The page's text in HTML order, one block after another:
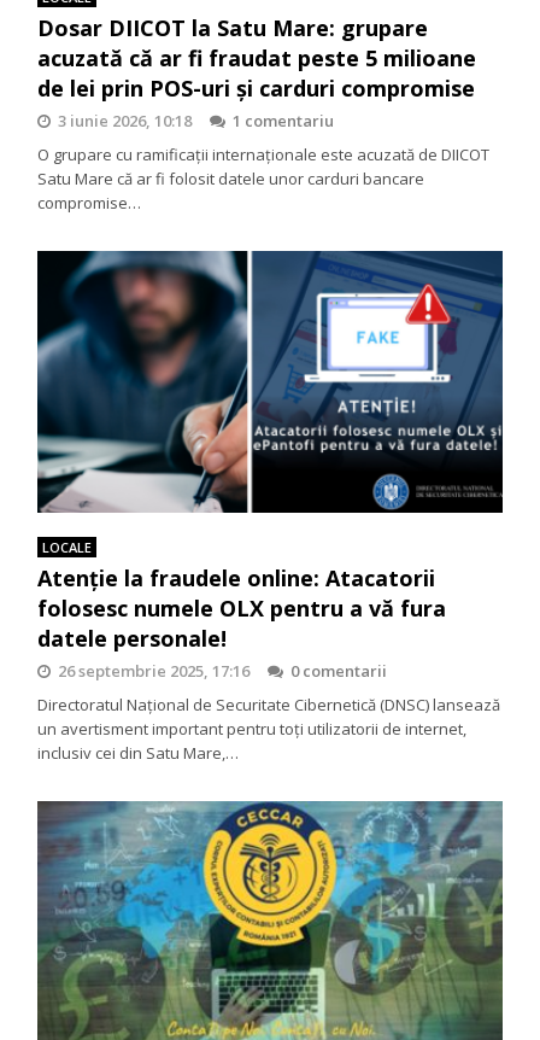
Dosar DIICOT la Satu Mare: grupare
acuzată că ar fi fraudat peste 5 milioane
de lei prin POS-uri și carduri compromise
3 iunie 2026, 10:18
1 comentariu
O grupare cu ramificații internaționale este acuzată de DIICOT
Satu Mare că ar fi folosit datele unor carduri bancare
compromise…
LOCALE
Atenție la fraudele online: Atacatorii
folosesc numele OLX pentru a vă fura
datele personale!
26 septembrie 2025, 17:16
0 comentarii
Directoratul Național de Securitate Cibernetică (DNSC) lansează
un avertisment important pentru toți utilizatorii de internet,
inclusiv cei din Satu Mare,…